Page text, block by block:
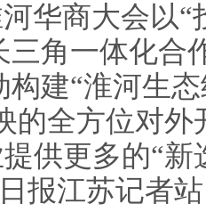
华商大会以“
三角一体化合
构建“淮河生
的全方位对
供更多的“新
报江苏记者